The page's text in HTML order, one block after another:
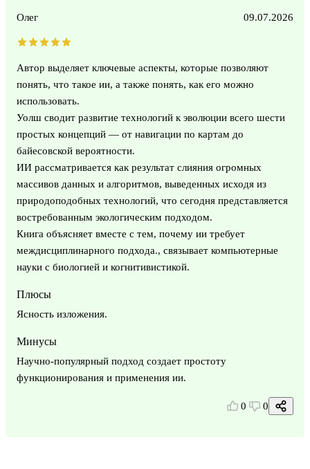
Олег 09.07.2026
Автор выделяет ключевые аспекты, которые позволяют
понять, что такое ии, а также понять, как его можно
использовать.
Уолш сводит развитие технологий к эволюции всего шести
простых концепций — от навигации по картам до
байесовской вероятности.
ИИ рассматривается как результат слияния огромных
массивов данных и алгоритмов, выведенных исходя из
природоподобных технологий, что сегодня представляется
востребованным экологическим подходом.
Книга объясняет вместе с тем, почему ии требует
междисциплинарного подхода., связывает компьютерные
науки с биологией и когнитивистикой.
Плюсы
Ясность изложения.
Минусы
Научно-популярный подход создает простоту
функционирования и применения ии.
0 0